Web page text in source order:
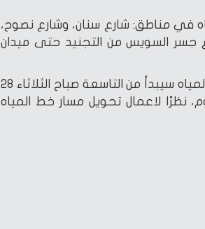
في مناطق: شارع سنان، وشارع نصوح،
جسر السويس من التجنيد حتى ميدان
ونوهت شركة مياه الشرب، بأن انقطاع المياه سيبدأ من التاسعة صباح الثلاثاء 28
نظرًا لاعمال تحويل مسار خط المياه